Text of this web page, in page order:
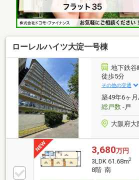
他
ローレルハイツ大淀一号棟
地下鉄谷
徒歩5分
その他の交通
築49年6ヶ
総戸数-戸
大阪府大
3,680万円
3LDK 61.68m2
8階 南